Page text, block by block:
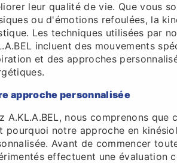
leur qualité de vie. Que vous
ou d'émotions refoulées, la
Les techniques utilisées par
incluent des mouvements
et des approches
approche personnalisée
A.KL.A.BEL, nous comprenons
pourquoi notre approche en
Avant de commencer
effectuent une évaluation